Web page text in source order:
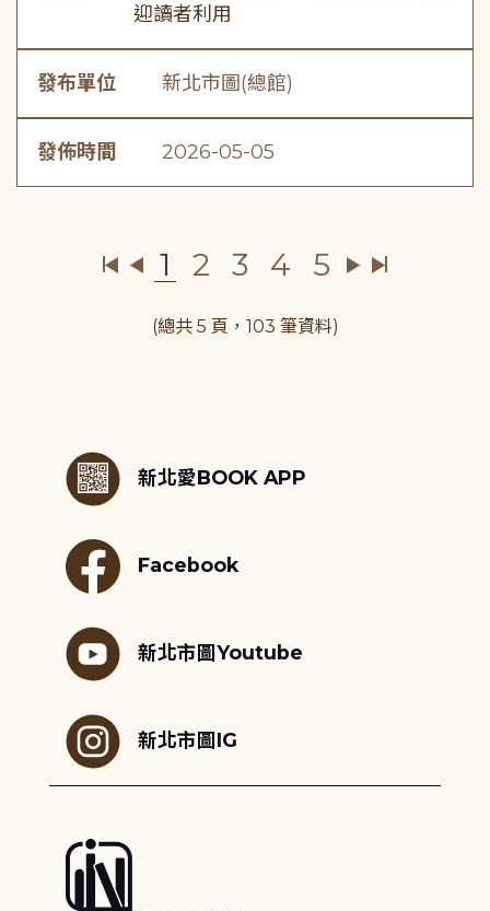
迎讀者利用
發布單位 新北市圖(總館)
發佈時間 2026-05-05
1 2 3 4 5
(總共 5 頁，103 筆資料)
新北愛BOOK APP
Facebook
新北市圖Youtube
新北市圖IG